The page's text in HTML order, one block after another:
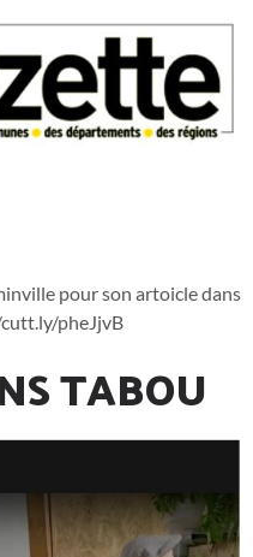
pour son artoicle dans
pheJjvB
TABOU